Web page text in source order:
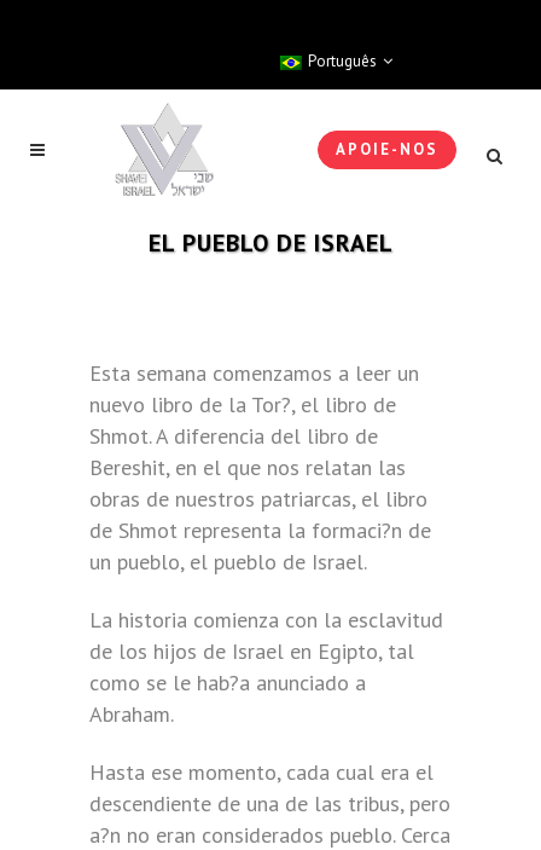
Português
APOIE-NOS
EL PUEBLO DE ISRAEL
Esta semana comenzamos a leer un
nuevo libro de la Tor?, el libro de
Shmot. A diferencia del libro de
Bereshit, en el que nos relatan las
obras de nuestros patriarcas, el libro
de Shmot representa la formaci?n de
un pueblo, el pueblo de Israel.
La historia comienza con la esclavitud
de los hijos de Israel en Egipto, tal
como se le hab?a anunciado a
Abraham.
Hasta ese momento, cada cual era el
descendiente de una de las tribus, pero
a?n no eran considerados pueblo. Cerca